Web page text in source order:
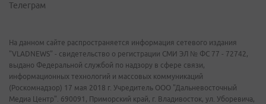
Телеграм
На данном сайте распространяется информация сетевого издания
"VLADNEWS" - свидетельство о регистрации СМИ ЭЛ № ФС 77 - 72742,
выдано Федеральной службой по надзору в сфере связи,
информационных технологий и массовых коммуникаций
(Роскомнадзор) 17 мая 2018 г. Учредитель ООО "Дальневосточный
Медиа Центр". 690091, Приморский край, г. Владивосток, ул. Уборевича,